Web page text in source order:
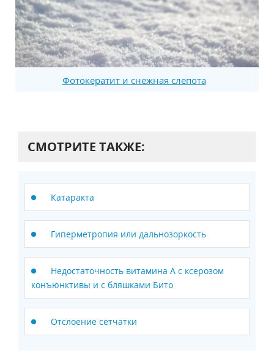
Фотокератит и снежная слепота
СМОТРИТЕ ТАКЖЕ:
Катаракта
Гиперметропия или дальнозоркость
Недостаточность витамина А с ксерозом
конъюнктивы и с бляшками Бито
Отслоение сетчатки